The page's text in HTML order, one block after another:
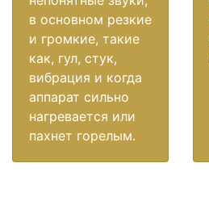
в основном резкие
и громкие, такие
как, гул, стук,
вибрация и когда
аппарат сильно
нагревается или
пахнет горелым.